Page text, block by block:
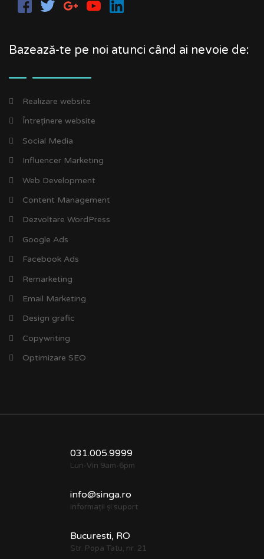
Bazează-te pe noi atunci când ai nevoie de:
Realizare website
Întreținere website
Social Media
Influencer Marketing
Web Development
Content Management
Dezvoltare WordPress
Google Ads
Facebook Ads
Remarketing
Email Marketing
Design grafic
Copywriting
Optimizare SEO
031.005.9999
Lun-Vin 9am-6pm
info@singa.ro
informații și suport
Bucuresti, RO
Str. Popa Tatu, nr. 21